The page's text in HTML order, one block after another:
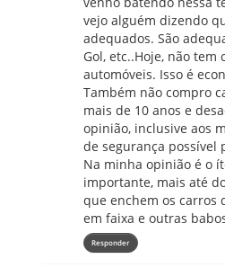
vejo alguém dizendo
adequados. São
Gol, etc..Hoje, não
automóveis. Isso é
Também não compro
mais de 10 anos e
opinião, inclusive aos
de segurança possível
Na minha opinião é o
importante, mais até
que enchem os carros
em faixa e outras
Responder